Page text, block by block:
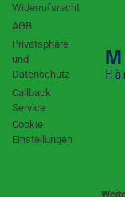
Widerrufsrecht
AGB
Privatsphäre
und
Datenschutz
Callback
Service
Cookie
Einstellungen